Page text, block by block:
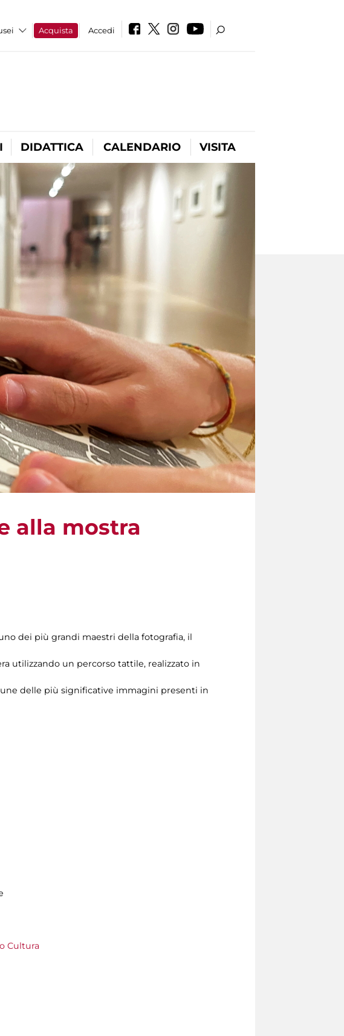
Acquista Accedi
DIDATTICA CALENDARIO VISITA
alla mostra
dei più grandi maestri della fotografia, il
utilizzando un percorso tattile, realizzato in
delle più significative immagini presenti in
Cultura